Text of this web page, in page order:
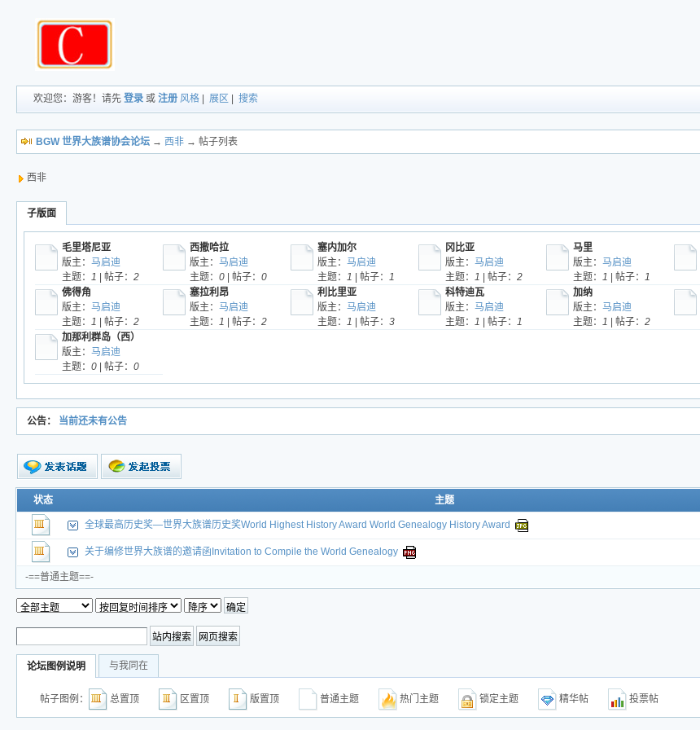
欢迎您：游客！请先登录 或注册 风格 |展区 |搜索
BGW 世界大族谱协会论坛 → 西非 → 帖子列表
西非
子版面
毛里塔尼亚
版主：马启迪
主题：1 | 帖子：2
西撒哈拉
版主：马启迪
主题：0 | 帖子：0
塞内加尔
版主：马启迪
主题：1 | 帖子：1
冈比亚
版主：马启迪
主题：1 | 帖子：2
马里
版主：马启迪
主题：1 | 帖子：1
佛得角
版主：马启迪
主题：1 | 帖子：2
塞拉利昂
版主：马启迪
主题：1 | 帖子：2
利比里亚
版主：马启迪
主题：1 | 帖子：3
科特迪瓦
版主：马启迪
主题：1 | 帖子：1
加纳
版主：马启迪
主题：1 | 帖子：2
加那利群岛（西）
版主：马启迪
主题：0 | 帖子：0
公告： 当前还未有公告
新的主题
投票帖
交易帖
新小字报
状态 主题
全球最高历史奖—世界大族谱历史奖World Highest History Award World Genealogy History Award
关于编修世界大族谱的邀请函Invitation to Compile the World Genealogy
-==普通主题==-
论坛图例说明 与我同在
帖子图例： 总置顶 区置顶 版置顶 普通主题 热门主题 锁定主题 精华帖 投票帖